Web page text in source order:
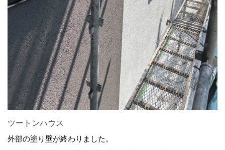
ツートンハウス
外部の塗り壁が終わりました。